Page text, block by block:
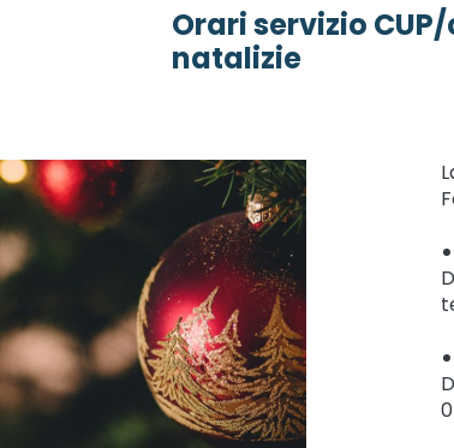
Orari servizio
natalizie